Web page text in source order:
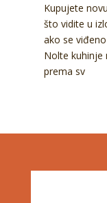
Kupujete
što vidite u
ako se
Nolte kuhinje
prema sv